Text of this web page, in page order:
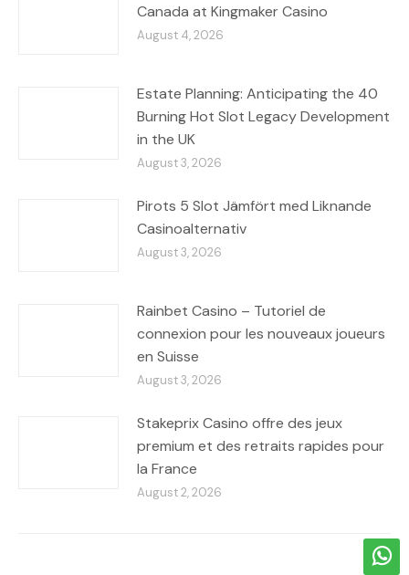
Canada at Kingmaker Casino
August 4, 2026
Estate Planning: Anticipating the 40
Burning Hot Slot Legacy Development
in the UK
August 3, 2026
Pirots 5 Slot Jämfört med Liknande
Casinoalternativ
August 3, 2026
Rainbet Casino – Tutoriel de
connexion pour les nouveaux joueurs
en Suisse
August 3, 2026
Stakeprix Casino offre des jeux
premium et des retraits rapides pour
la France
August 2, 2026